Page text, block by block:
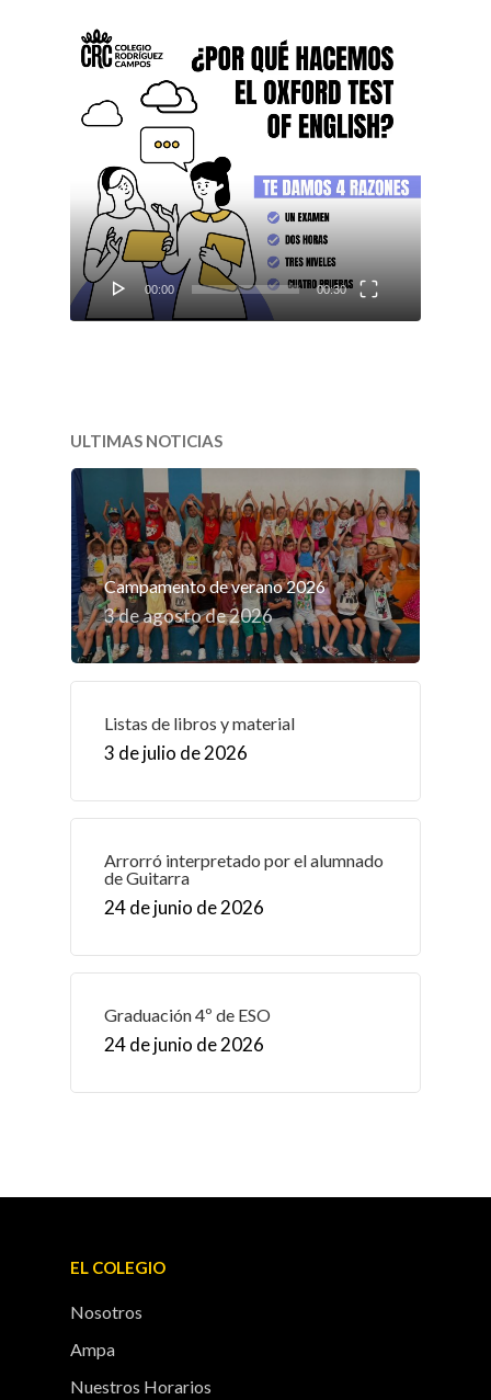
Reproductor
de
vídeo
00:00 00:30
ULTIMAS NOTICIAS
Campamento de verano 2026
3 de agosto de 2026
Listas de libros y material
3 de julio de 2026
Arrorró interpretado por el alumnado
de Guitarra
24 de junio de 2026
Graduación 4º de ESO
24 de junio de 2026
EL COLEGIO
Nosotros
Ampa
Nuestros Horarios